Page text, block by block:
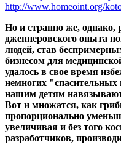
http://www.homeoint.org/
Но и странно же, однако,
дженнеровского опыта
людей, став
бизнесом для
удалось в свое время
немногих
нашим детям
Вот и множатся, как
пропорционально
увеличивая и без того
разработчиков,